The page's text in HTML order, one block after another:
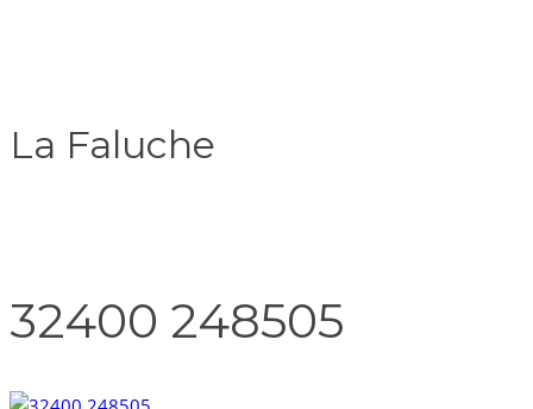
La Faluche
32400 248505